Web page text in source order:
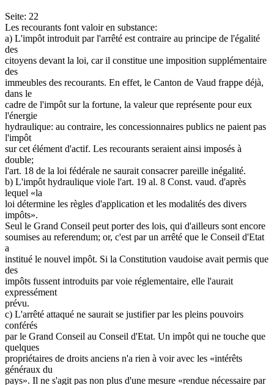
Seite: 22
Les recourants font valoir en substance:
a) L'impôt introduit par l'arrêté est contraire au principe de l'égalité
des
citoyens devant la loi, car il constitue une imposition supplémentaire
des
immeubles des recourants. En effet, le Canton de Vaud frappe déjà,
dans le
cadre de l'impôt sur la fortune, la valeur que représente pour eux
l'énergie
hydraulique: au contraire, les concessionnaires publics ne paient pas
l'impôt
sur cet élément d'actif. Les recourants seraient ainsi imposés à
double;
l'art. 18 de la loi fédérale ne saurait consacrer pareille inégalité.
b) L'impôt hydraulique viole l'art. 19 al. 8 Const. vaud. d'après
lequel «la
loi détermine les règles d'application et les modalités des divers
impôts».
Seul le Grand Conseil peut porter des lois, qui d'ailleurs sont encore
soumises au referendum; or, c'est par un arrêté que le Conseil d'Etat
a
institué le nouvel impôt. Si la Constitution vaudoise avait permis que
des
impôts fussent introduits par voie réglementaire, elle l'aurait
expressément
prévu.
c) L'arrêté attaqué ne saurait se justifier par les pleins pouvoirs
conférés
par le Grand Conseil au Conseil d'Etat. Un impôt qui ne touche que
quelques
propriétaires de droits anciens n'a rien à voir avec les «intérêts
généraux du
pays». Il ne s'agit pas non plus d'une mesure «rendue nécessaire par